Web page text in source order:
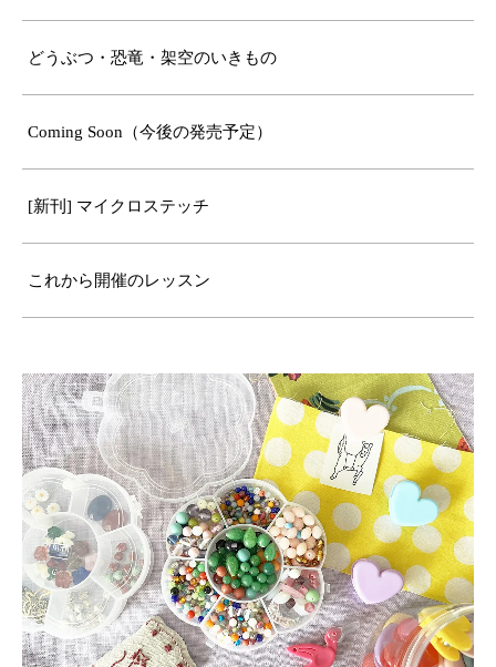
どうぶつ・恐竜・架空のいきもの
Coming Soon（今後の発売予定）
[新刊] マイクロステッチ
これから開催のレッスン